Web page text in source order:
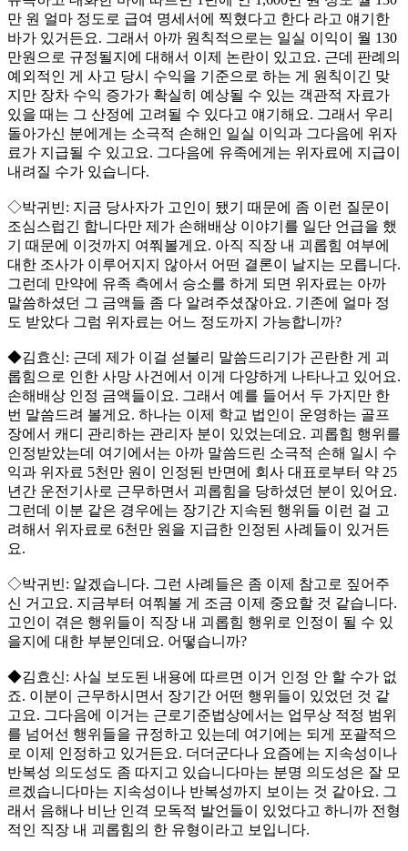
만 원 얼마 정도로 급여 명세서에 찍혔다고 한다 라고 얘기한
바가 있거든요. 그래서 아까 원칙적으로는 일실 이익이 월 130
만원으로 규정될지에 대해서 이제 논란이 있고요. 근데 판례의
예외적인 게 사고 당시 수익을 기준으로 하는 게 원칙이긴 맞
지만 장차 수익 증가가 확실히 예상될 수 있는 객관적 자료가
있을 때는 그 산정에 고려될 수 있다고 얘기해요. 그래서 우리
돌아가신 분에게는 소극적 손해인 일실 이익과 그다음에 위자
료가 지급될 수 있고요. 그다음에 유족에게는 위자료에 지급이
내려질 수가 있습니다.
◇박귀빈: 지금 당사자가 고인이 됐기 때문에 좀 이런 질문이
조심스럽긴 합니다만 제가 손해배상 이야기를 일단 언급을 했
기 때문에 이것까지 여쭤볼게요. 아직 직장 내 괴롭힘 여부에
대한 조사가 이루어지지 않아서 어떤 결론이 날지는 모릅니다.
그런데 만약에 유족 측에서 승소를 하게 되면 위자료는 아까
말씀하셨던 그 금액들 좀 다 알려주셨잖아요. 기존에 얼마 정
도 받았다 그럼 위자료는 어느 정도까지 가능합니까?
◆김효신: 근데 제가 이걸 섣불리 말씀드리기가 곤란한 게 괴
롭힘으로 인한 사망 사건에서 이게 다양하게 나타나고 있어요.
손해배상 인정 금액들이요. 그래서 예를 들어서 두 가지만 한
번 말씀드려 볼게요. 하나는 이제 학교 법인이 운영하는 골프
장에서 캐디 관리하는 관리자 분이 있었는데요. 괴롭힘 행위를
인정받았는데 여기에서는 아까 말씀드린 소극적 손해 일시 수
익과 위자료 5천만 원이 인정된 반면에 회사 대표로부터 약 25
년간 운전기사로 근무하면서 괴롭힘을 당하셨던 분이 있어요.
그런데 이분 같은 경우에는 장기간 지속된 행위들 이런 걸 고
려해서 위자료로 6천만 원을 지급한 인정된 사례들이 있거든
요.
◇박귀빈: 알겠습니다. 그런 사례들은 좀 이제 참고로 짚어주
신 거고요. 지금부터 여쭤볼 게 조금 이제 중요할 것 같습니다.
고인이 겪은 행위들이 직장 내 괴롭힘 행위로 인정이 될 수 있
을지에 대한 부분인데요. 어떻습니까?
◆김효신: 사실 보도된 내용에 따르면 이거 인정 안 할 수가 없
죠. 이분이 근무하시면서 장기간 어떤 행위들이 있었던 것 같
고요. 그다음에 이거는 근로기준법상에서는 업무상 적정 범위
를 넘어선 행위들을 규정하고 있는데 여기에는 되게 포괄적으
로 이제 인정하고 있거든요. 더더군다나 요즘에는 지속성이나
반복성 의도성도 좀 따지고 있습니다마는 분명 의도성은 잘 모
르겠습니다마는 지속성이나 반복성까지 보이는 것 같아요. 그
래서 음해나 비난 인격 모독적 발언들이 있었다고 하니까 전형
적인 직장 내 괴롭힘의 한 유형이라고 보입니다.